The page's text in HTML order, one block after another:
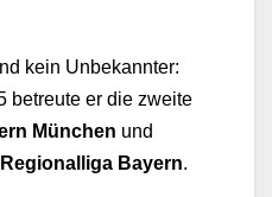
kein Unbekannter:
betreute er die zweite
München und
Regionalliga Bayern.